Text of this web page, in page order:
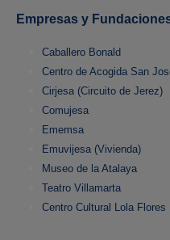
Empresas y
Caballero Bonald
Centro de Acogida San
Cirjesa (Circuito de Jerez)
Comujesa
Ememsa
Emuvijesa (Vivienda)
Museo de la Atalaya
Teatro Villamarta
Centro Cultural Lola Flores